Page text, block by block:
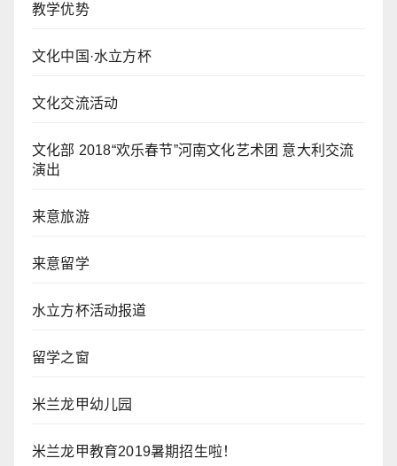
教学优势
文化中国·水立方杯
文化交流活动
文化部 2018“欢乐春节”河南文化艺术团 意大利交流
演出
来意旅游
来意留学
水立方杯活动报道
留学之窗
米兰龙甲幼儿园
米兰龙甲教育2019暑期招生啦！